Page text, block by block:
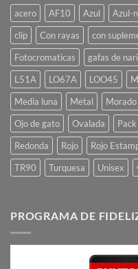
acero AF10 Azul Azul-
clip
Con rayas con
Fotocromaticas
gafas de
L51A
LO67A LOO45
Media luna
Metal Morado
Ojo de gato
Ovalada
Redonda
Rojo Rojo
TR90
Turquesa Unisex
PROGRAMA DE